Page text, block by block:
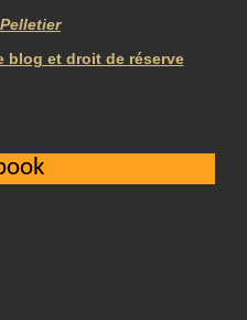
blog et droit de réserve